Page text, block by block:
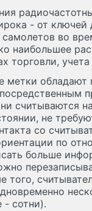
- от
во
наибольшее
торговли,
метки
считываются
не
со
по
больше
того,
сотни).